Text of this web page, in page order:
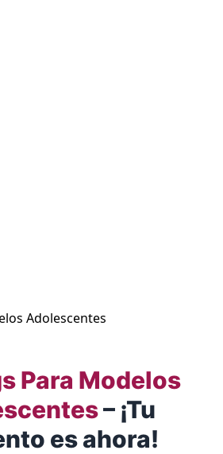
Adolescentes
Para Modelos
– ¡Tu
es ahora!